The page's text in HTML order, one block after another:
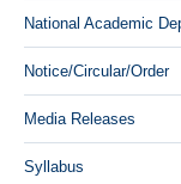
National Academic
Notice/Circular/Order
Media Releases
Syllabus